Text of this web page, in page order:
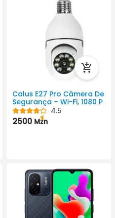
Calus E27 Pro Câmera De
Segurança – Wi-Fi, 1080 P
4.5
2500 Mzn